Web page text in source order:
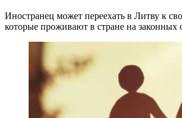
Иностранец может переехать в Литву к
которые проживают в стране на законных